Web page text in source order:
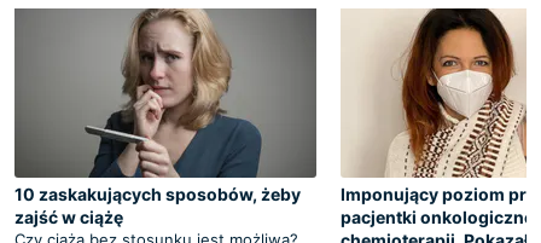
10 zaskakujących sposobów, żeby
zajść w ciążę
Imponujący poziom
pacjentki